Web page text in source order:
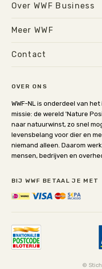
OVER ONS
WWF-NL is onderdeel van
missie: de wereld 'Nature
naar natuurwinst, zo snel
levensbelang voor dier en
niemand alleen. Daarom
mensen, bedrijven en
BIJ WWF BETAAL JE MET
Over WWF Business
Meer WWF
Contact
©